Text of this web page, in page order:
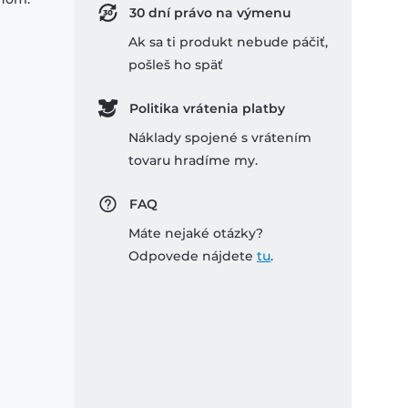
30 dní právo na výmenu
Ak sa ti produkt nebude páčiť,
pošleš ho späť
Politika vrátenia platby
Náklady spojené s vrátením
tovaru hradíme my.
FAQ
Máte nejaké otázky?
Odpovede nájdete tu.